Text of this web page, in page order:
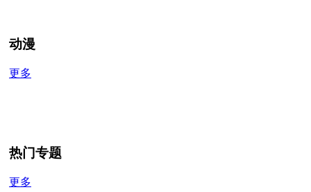
动漫
更多
热门专题
更多